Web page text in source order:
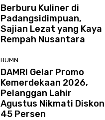
Berburu Kuliner di
Padangsidimpuan,
Sajian Lezat yang Kaya
Rempah Nusantara
BUMN
DAMRI Gelar Promo
Kemerdekaan 2026,
Pelanggan Lahir
Agustus Nikmati Diskon
45 Persen